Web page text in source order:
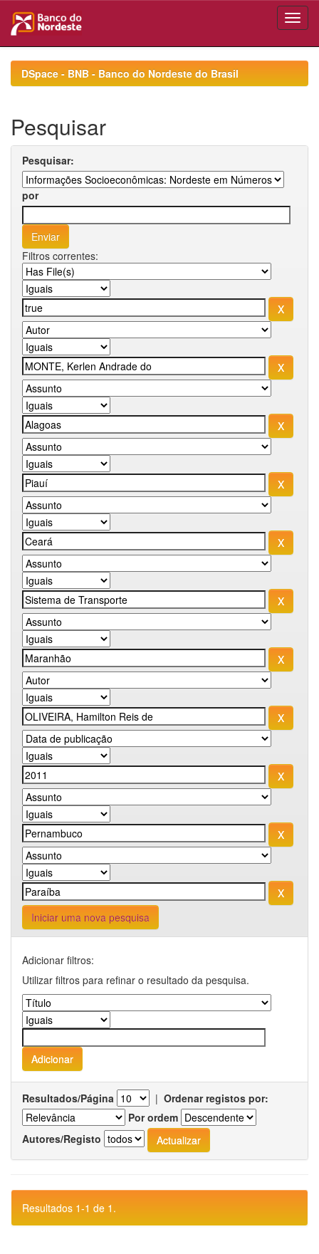
navigationDSpace - BNB - Banco do Nordeste do Brasil
Pesquisar
Pesquisar:
por
Filtros correntes:
Iniciar uma nova pesquisa
Adicionar filtros:
Utilizar filtros para refinar o resultado da pesquisa.
Resultados/Página | Ordenar registos por:
Por ordem
Autores/Registo
Resultados 1-1 de 1.